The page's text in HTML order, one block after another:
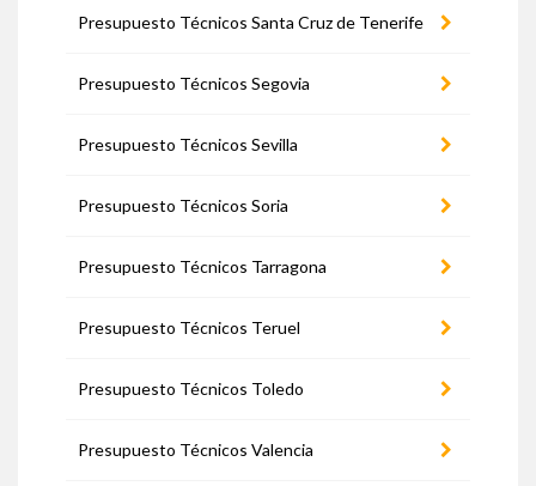
Presupuesto Técnicos Santa Cruz de Tenerife
Presupuesto Técnicos Segovia
Presupuesto Técnicos Sevilla
Presupuesto Técnicos Soria
Presupuesto Técnicos Tarragona
Presupuesto Técnicos Teruel
Presupuesto Técnicos Toledo
Presupuesto Técnicos Valencia